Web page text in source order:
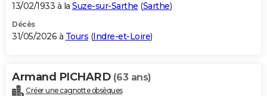
13/02/1933 à la Suze-sur-Sarthe (Sarthe)
Décès
31/05/2026 à Tours (Indre-et-Loire)
Armand PICHARD (63 ans)
Créer une cagnotte obsèques